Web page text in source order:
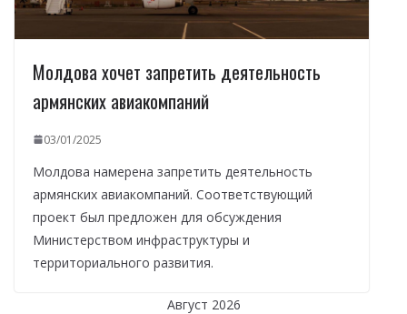
Молдова хочет запретить деятельность
армянских авиакомпаний
03/01/2025
Молдова намерена запретить деятельность
армянских авиакомпаний. Соответствующий
проект был предложен для обсуждения
Министерством инфраструктуры и
территориального развития.
Август 2026